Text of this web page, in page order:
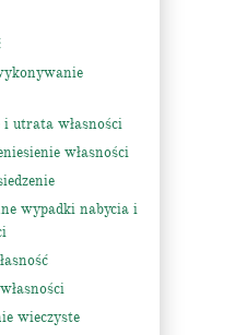
utrata własności
własności
wypadki nabycia i
wieczyste